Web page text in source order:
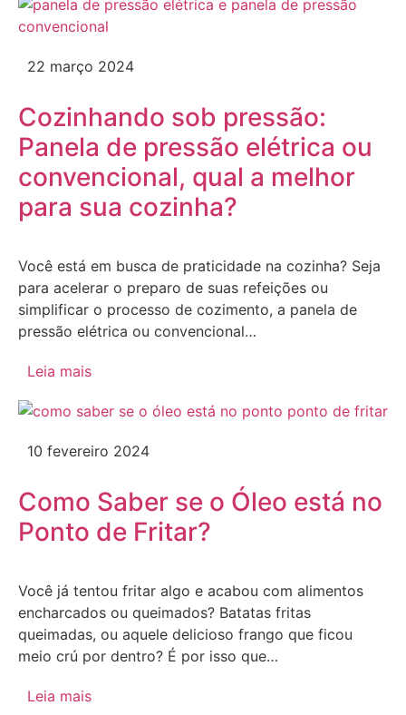
22 março 2024
Cozinhando sob pressão:
Panela de pressão elétrica ou
convencional, qual a melhor
para sua cozinha?
Você está em busca de praticidade na cozinha? Seja
para acelerar o preparo de suas refeições ou
simplificar o processo de cozimento, a panela de
pressão elétrica ou convencional…
Leia mais
10 fevereiro 2024
Como Saber se o Óleo está no
Ponto de Fritar?
Você já tentou fritar algo e acabou com alimentos
encharcados ou queimados? Batatas fritas
queimadas, ou aquele delicioso frango que ficou
meio crú por dentro? É por isso que…
Leia mais